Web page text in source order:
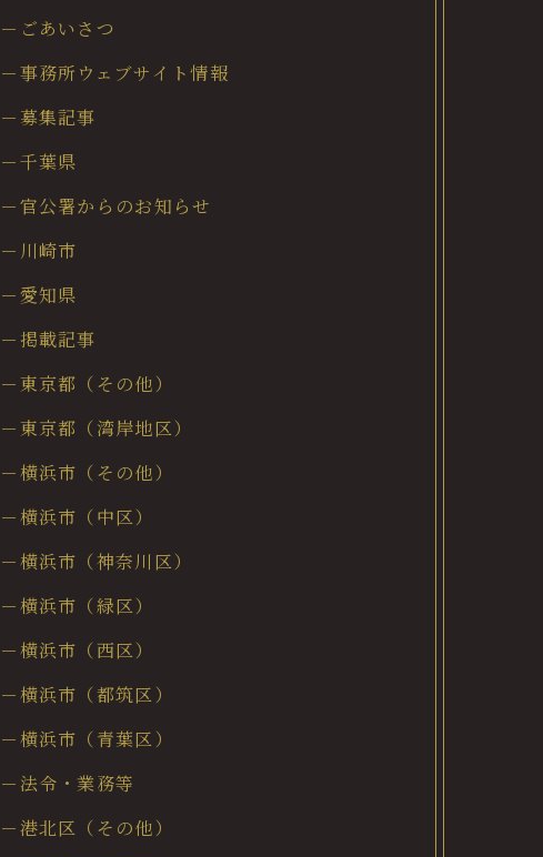
－ごあいさつ
－事務所ウェブサイト情報
－募集記事
－千葉県
－官公署からのお知らせ
－川崎市
－愛知県
－掲載記事
－東京都（その他）
－東京都（湾岸地区）
－横浜市（その他）
－横浜市（中区）
－横浜市（神奈川区）
－横浜市（緑区）
－横浜市（西区）
－横浜市（都筑区）
－横浜市（青葉区）
－法令・業務等
－港北区（その他）